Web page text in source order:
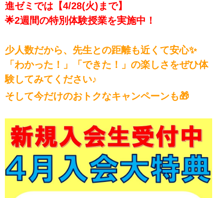
進ゼミでは【4/28(火)まで】
🌟2週間の特別体験授業を実施中！
少人数だから、先生との距離も近くて安心✨
「わかった！」「できた！」の楽しさをぜひ体
験してみてください♪
そして今だけのおトクなキャンペーンも🎁